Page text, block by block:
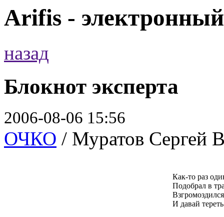
Arifis -
назад
Блокнот эксперта
2006-08-06 15:56
ОЧКО / Муратов Сергей
Как-то раз
Подобрал в
И давай